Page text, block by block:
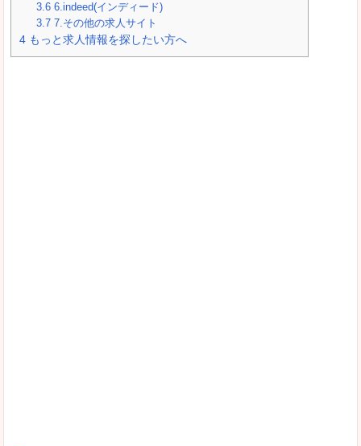
3.6 6.indeed(インディード)
3.7 7.その他の求人サイト
4 もっと求人情報を探したい方へ